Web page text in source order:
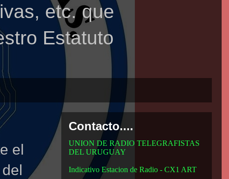
etc. que
Estatuto
el
Contacto....
UNION DE RADIO TELEGRAFISTAS
DEL URUGUAY
Indicativo Estacion de Radio - CX1 ART